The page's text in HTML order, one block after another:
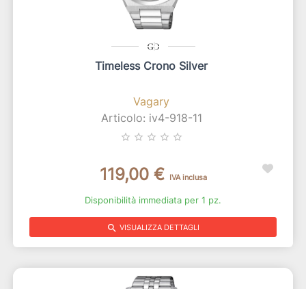
Timeless Crono Silver
Vagary
Articolo: iv4-918-11
star_border star_border star_border star_border star_border
119,00 € IVA inclusa
Disponibilità immediata per 1 pz.
search VISUALIZZA DETTAGLI